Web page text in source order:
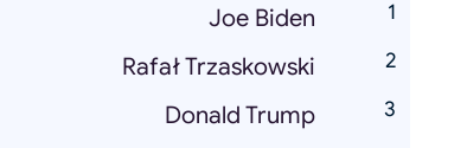
Joe Biden
Rafał Trzaskowski
Donald Trump